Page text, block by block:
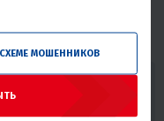
МОШЕННИКОВ